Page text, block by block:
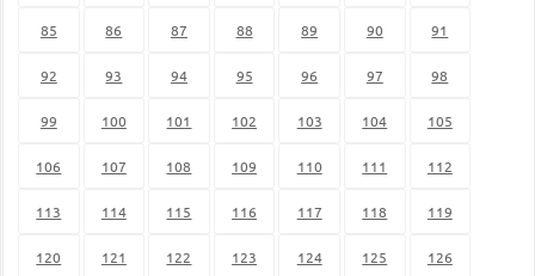
85 86 87 88 89 90 91
92 93 94 95 96 97 98
99 100 101 102 103 104 105
106 107 108 109 110 111 112
113 114 115 116 117 118 119
120 121 122 123 124 125 126